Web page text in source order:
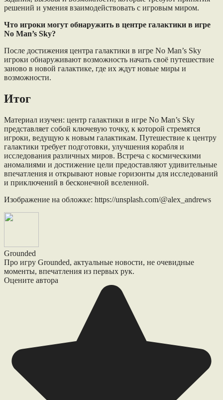
решений и умения взаимодействовать с игровым миром.
Что игроки могут обнаружить в центре галактики в игре
No Man’s Sky?
После достижения центра галактики в игре No Man’s Sky
игроки обнаруживают возможность начать своё путешествие
заново в новой галактике, где их ждут новые миры и
возможности.
Итог
Материал изучен: центр галактики в игре No Man’s Sky
представляет собой ключевую точку, к которой стремятся
игроки, ведущую к новым галактикам. Путешествие к центру
галактики требует подготовки, улучшения корабля и
исследования различных миров. Встреча с космическими
аномалиями и достижение цели предоставляют удивительные
впечатления и открывают новые горизонты для исследований
и приключений в бесконечной вселенной.
Изображение на обложке: https://unsplash.com/@alex_andrews
Grounded
Про игру Grounded, актуальные новости, не очевидные
моменты, впечатления из первых рук.
Оцените автора